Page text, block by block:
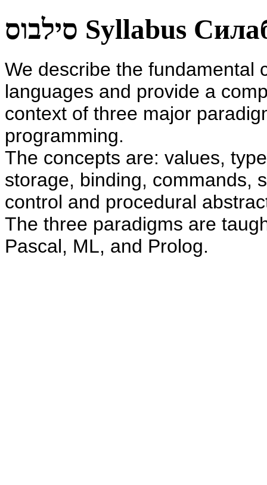
סילבוס Syllabus
We describe the fundamental
languages and provide a
context of three major
programming.
The concepts are: values,
storage, binding, commands,
control and procedural
The three paradigms are
Pascal, ML, and Prolog.